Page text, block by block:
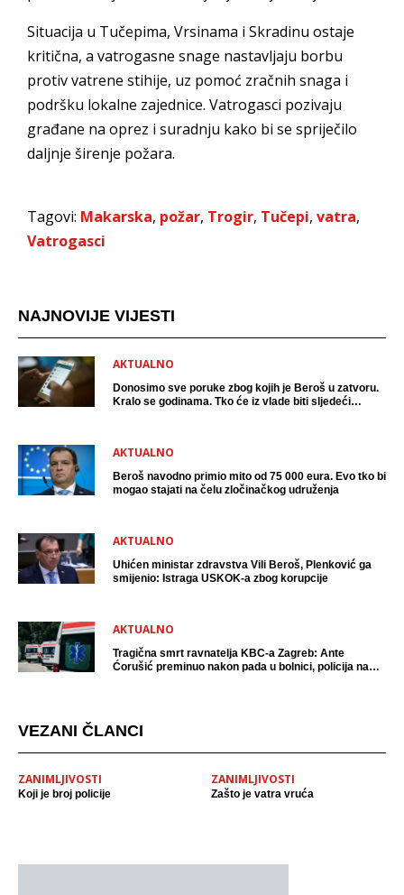
Situacija u Tučepima, Vrsinama i Skradinu ostaje
kritična, a vatrogasne snage nastavljaju borbu
protiv vatrene stihije, uz pomoć zračnih snaga i
podršku lokalne zajednice. Vatrogasci pozivaju
građane na oprez i suradnju kako bi se spriječilo
daljnje širenje požara.
Tagovi: Makarska, požar, Trogir, Tučepi, vatra,
Vatrogasci
NAJNOVIJE VIJESTI
AKTUALNO
Donosimo sve poruke zbog kojih je Beroš u zatvoru.
Kralo se godinama. Tko će iz vlade biti sljedeći
AKTUALNO
Beroš navodno primio mito od 75 000 eura. Evo tko bi
mogao stajati na čelu zločinačkog udruženja
AKTUALNO
Uhićen ministar zdravstva Vili Beroš, Plenković ga
smijenio: Istraga USKOK-a zbog korupcije
AKTUALNO
Tragična smrt ravnatelja KBC-a Zagreb: Ante
Ćorušić preminuo nakon pada u bolnici, policija na
VEZANI ČLANCI
ZANIMLJIVOSTI
Koji je broj policije
ZANIMLJIVOSTI
Zašto je vatra vruća